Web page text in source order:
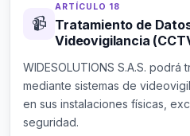
📹
ARTÍCULO 18
Tratamiento de
Videovigilancia
WIDESOLUTIONS S.A.S.
mediante sistemas de
en sus instalaciones físicas,
seguridad.